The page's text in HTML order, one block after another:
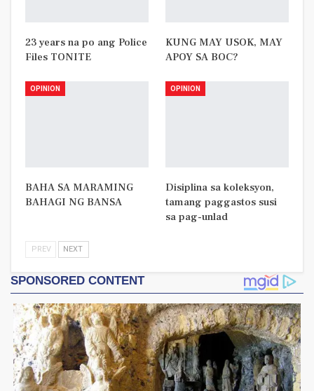
23 years na po ang Police
Files TONITE
KUNG MAY USOK, MAY
APOY SA BOC?
OPINION
BAHA SA MARAMING
BAHAGI NG BANSA
OPINION
Disiplina sa koleksyon,
tamang paggastos susi
sa pag-unlad
PREV NEXT